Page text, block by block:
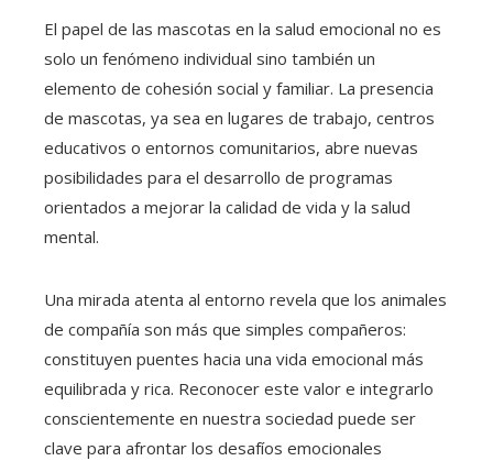
El papel de las mascotas en la salud emocional no es
solo un fenómeno individual sino también un
elemento de cohesión social y familiar. La presencia
de mascotas, ya sea en lugares de trabajo, centros
educativos o entornos comunitarios, abre nuevas
posibilidades para el desarrollo de programas
orientados a mejorar la calidad de vida y la salud
mental.
Una mirada atenta al entorno revela que los animales
de compañía son más que simples compañeros:
constituyen puentes hacia una vida emocional más
equilibrada y rica. Reconocer este valor e integrarlo
conscientemente en nuestra sociedad puede ser
clave para afrontar los desafíos emocionales